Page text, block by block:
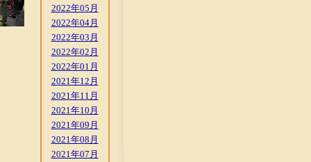
2022年05月
2022年04月
2022年03月
2022年02月
2022年01月
2021年12月
2021年11月
2021年10月
2021年09月
2021年08月
2021年07月